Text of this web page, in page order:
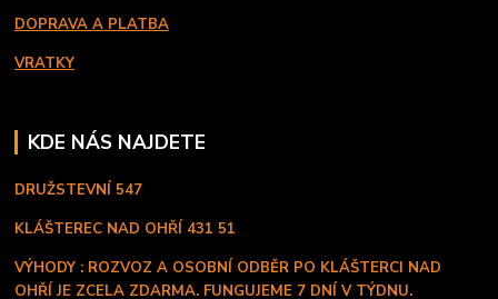
DOPRAVA A PLATBA
VRATKY
KDE NÁS NAJDETE
DRUŽSTEVNÍ 547
KLÁŠTEREC NAD OHŘÍ 431 51
VÝHODY : ROZVOZ A OSOBNÍ ODBĚR PO KLÁŠTERCI NAD
OHŘÍ JE ZCELA ZDARMA. FUNGUJEME 7 DNÍ V TÝDNU.